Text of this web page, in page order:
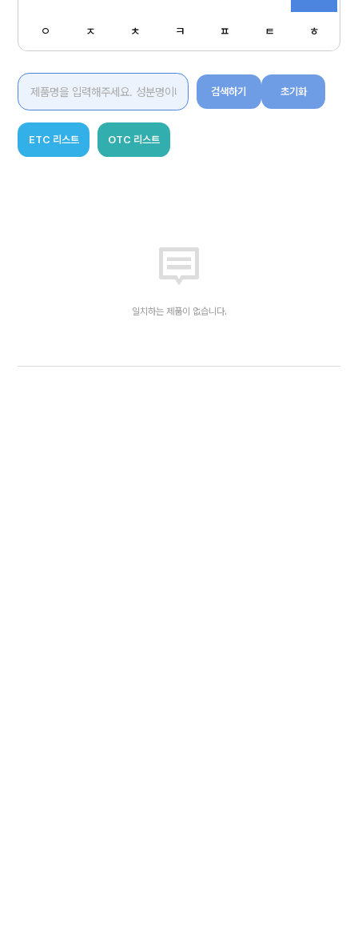
ㅇ ㅈ ㅊ ㅋ ㅍ ㅌ ㅎ
검색하기 초기화
ETC 리스트 OTC 리스트
일치하는 제품이 없습니다.